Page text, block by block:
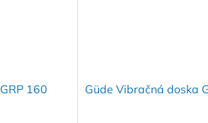
160 Güde Vibračná doska